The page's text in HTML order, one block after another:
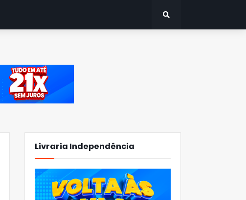
Livraria Independência